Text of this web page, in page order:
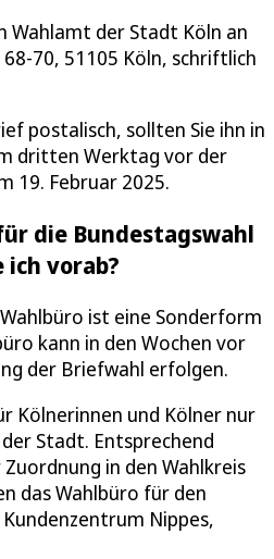
Wahlamt der Stadt Köln an
70, 51105 Köln, schriftlich
postalisch, sollten Sie ihn in
dritten Werktag vor der
19. Februar 2025.
die Bundestagswahl
ich vorab?
ist eine Sonderform
kann in den Wochen vor
der Briefwahl erfolgen.
Kölnerinnen und Kölner nur
Stadt. Entsprechend
in den Wahlkreis
das Wahlbüro für den
Nippes,